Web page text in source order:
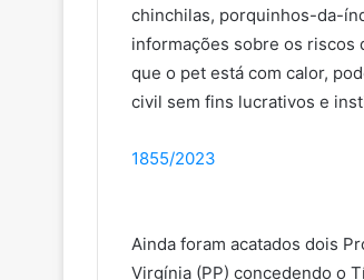
chinchilas, porquinhos-da-
informações sobre os riscos
que o pet está com calor,
civil sem fins lucrativos e
1855/2023
Ainda foram acatados dois
Virgínia (PP) concedendo o